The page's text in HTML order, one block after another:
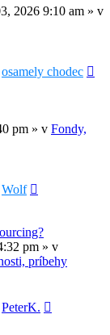
2026 9:10 am » v
osamely chodec
pm » v Fondy,
Wolf
pm » v
príbehy
PeterK.